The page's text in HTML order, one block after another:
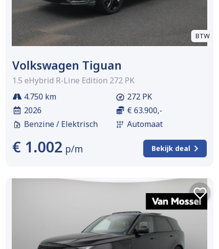
BTW
Volkswagen Tiguan
1.5 eHybrid R-Line Edition 272 PK
4.750 km
2026
Benzine / Elektrisch
272 PK
€ 63.900,-
Automaat
€ 1.002 p/m Bekijk deal